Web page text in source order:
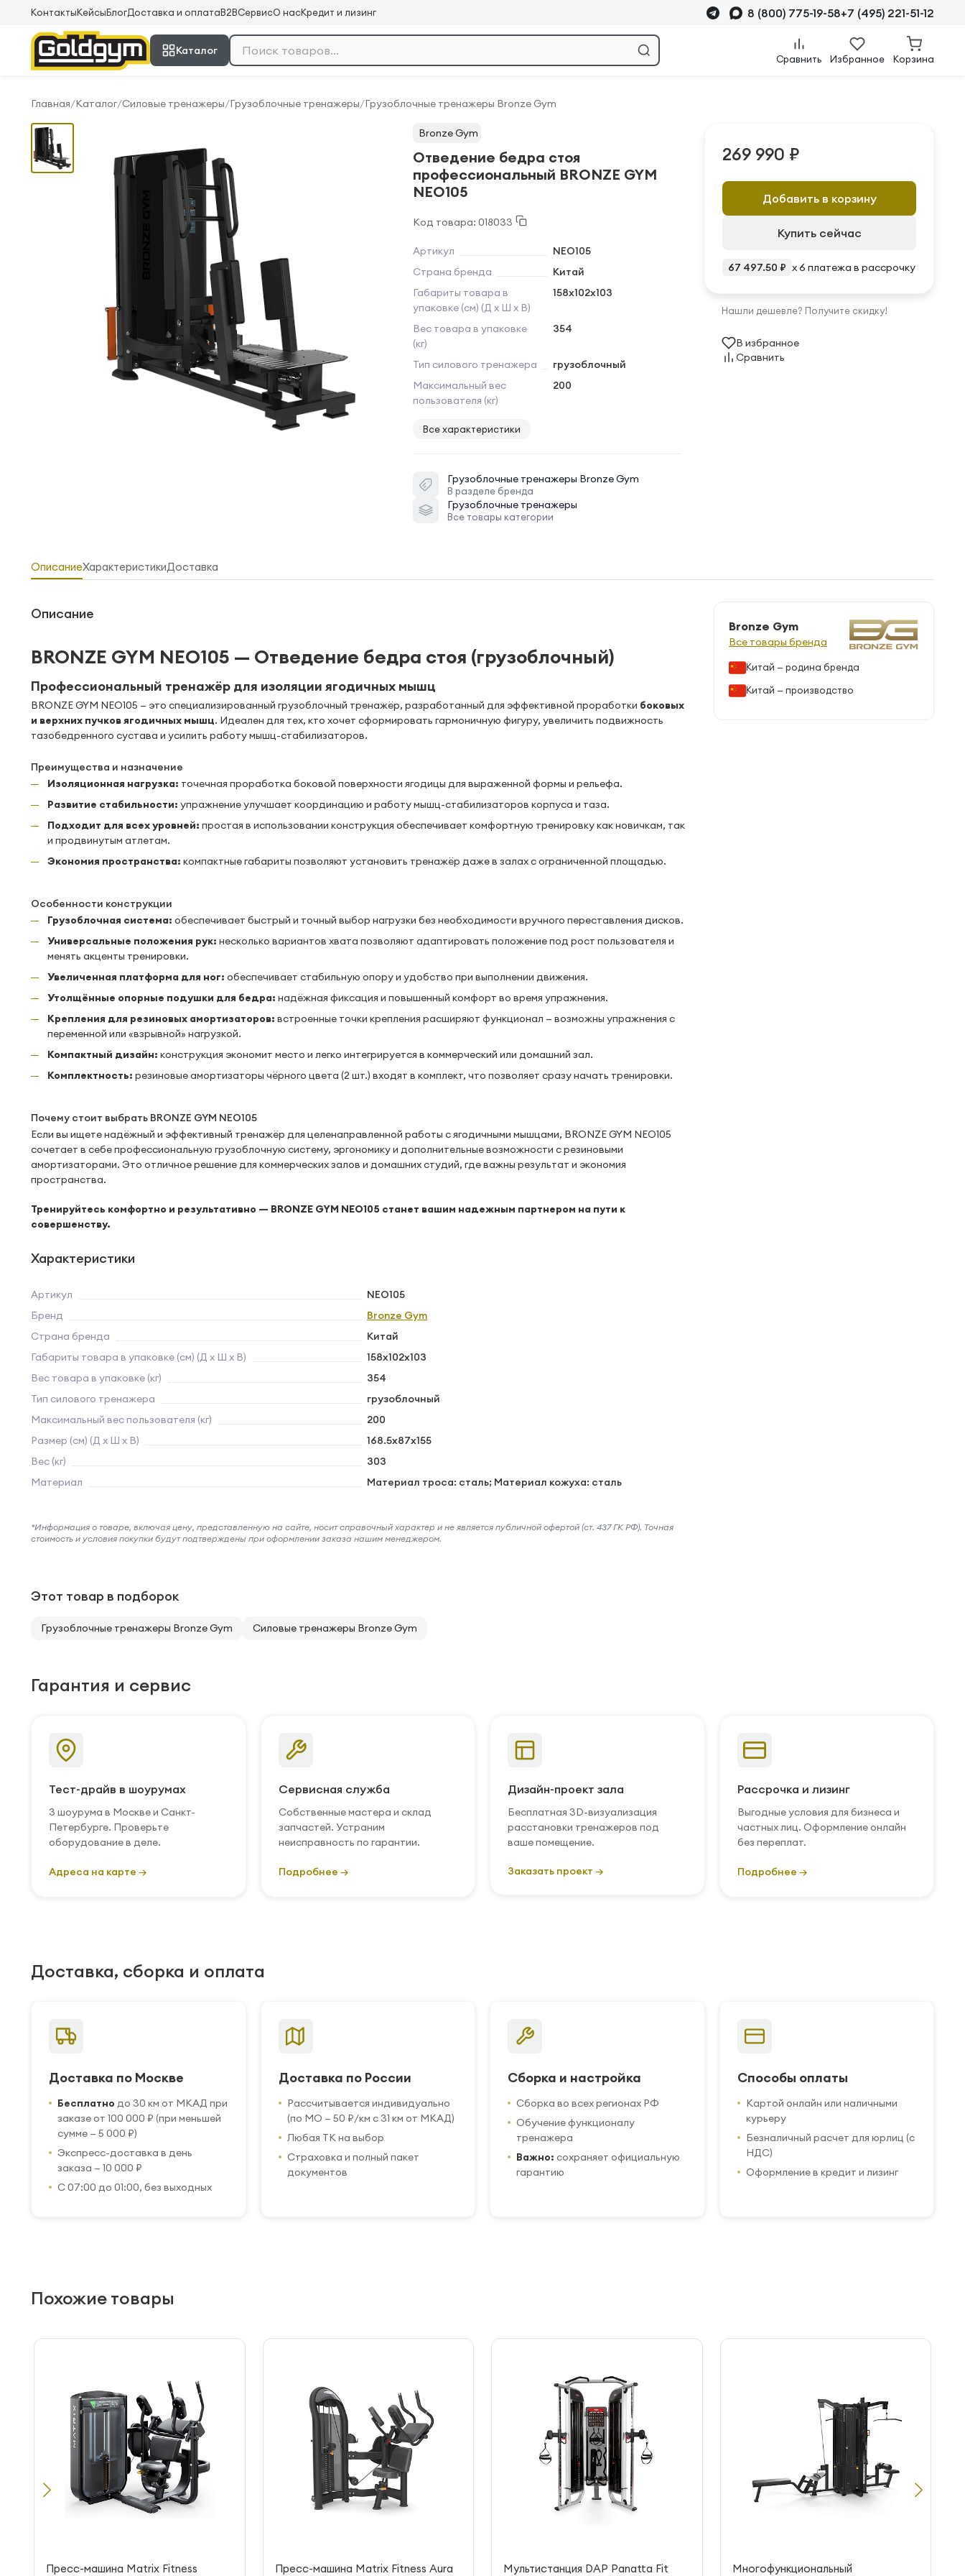
КонтактыКейсыБлогДоставка и оплатаB2BСервисО насКредит и лизинг 8 (800) 775-19-58+7 (495) 221-51-12
Каталог
Сравнить Избранное Корзина
Главная/Каталог/Силовые тренажеры/Грузоблочные тренажеры/Грузоблочные тренажеры Bronze Gym
Bronze Gym
Отведение бедра стоя
профессиональный BRONZE GYM
NEO105
Код товара: 018033
Артикул
NEO105
Страна бренда
Китай
Габариты товара в
упаковке (см) (Д х Ш х В)
158х102x103
Вес товара в упаковке
(кг)
354
Тип силового тренажера
грузоблочный
Максимальный вес
пользователя (кг)
200
Все характеристики
Грузоблочные тренажеры Bronze Gym
В разделе бренда
Грузоблочные тренажеры
Все товары категории
269 990 ₽
Добавить в корзину
Купить сейчас
67 497.50 ₽ x 6 платежа в рассрочку
Нашли дешевле? Получите скидку!
В избранное
Сравнить
ОписаниеХарактеристикиДоставка
Описание
BRONZE GYM NEO105 — Отведение бедра стоя (грузоблочный)
Профессиональный тренажёр для изоляции ягодичных мышц
BRONZE GYM NEO105 — это специализированный грузоблочный тренажёр, разработанный для эффективной проработки боковых
и верхних пучков ягодичных мышц. Идеален для тех, кто хочет сформировать гармоничную фигуру, увеличить подвижность
тазобедренного сустава и усилить работу мышц-стабилизаторов.
Преимущества и назначение
Изоляционная нагрузка: точечная проработка боковой поверхности ягодицы для выраженной формы и рельефа.
Развитие стабильности: упражнение улучшает координацию и работу мышц-стабилизаторов корпуса и таза.
Подходит для всех уровней: простая в использовании конструкция обеспечивает комфортную тренировку как новичкам, так
и продвинутым атлетам.
Экономия пространства: компактные габариты позволяют установить тренажёр даже в залах с ограниченной площадью.
Особенности конструкции
Грузоблочная система: обеспечивает быстрый и точный выбор нагрузки без необходимости вручного переставления дисков.
Универсальные положения рук: несколько вариантов хвата позволяют адаптировать положение под рост пользователя и
менять акценты тренировки.
Увеличенная платформа для ног: обеспечивает стабильную опору и удобство при выполнении движения.
Утолщённые опорные подушки для бедра: надёжная фиксация и повышенный комфорт во время упражнения.
Крепления для резиновых амортизаторов: встроенные точки крепления расширяют функционал — возможны упражнения с
переменной или «взрывной» нагрузкой.
Компактный дизайн: конструкция экономит место и легко интегрируется в коммерческий или домашний зал.
Комплектность: резиновые амортизаторы чёрного цвета (2 шт.) входят в комплект, что позволяет сразу начать тренировки.
Почему стоит выбрать BRONZE GYM NEO105
Если вы ищете надёжный и эффективный тренажёр для целенаправленной работы с ягодичными мышцами, BRONZE GYM NEO105
сочетает в себе профессиональную грузоблочную систему, эргономику и дополнительные возможности с резиновыми
амортизаторами. Это отличное решение для коммерческих залов и домашних студий, где важны результат и экономия
пространства.
Тренируйтесь комфортно и результативно — BRONZE GYM NEO105 станет вашим надежным партнером на пути к
совершенству.
Характеристики
Артикул
NEO105
Бренд
Bronze Gym
Страна бренда
Китай
Габариты товара в упаковке (см) (Д х Ш х В)
158х102x103
Вес товара в упаковке (кг)
354
Тип силового тренажера
грузоблочный
Максимальный вес пользователя (кг)
200
Размер (см) (Д х Ш х В)
168.5х87x155
Вес (кг)
303
Материал
Материал троса: сталь; Материал кожуха: сталь
*Информация о товаре, включая цену, представленную на сайте, носит справочный характер и не является публичной офертой (ст. 437 ГК РФ). Точная
стоимость и условия покупки будут подтверждены при оформлении заказа нашим менеджером.
Bronze Gym
Все товары бренда
Китай — родина бренда
Китай — производство
Этот товар в подборок
Грузоблочные тренажеры Bronze Gym Силовые тренажеры Bronze Gym
Гарантия и сервис
Тест-драйв в шоурумах
3 шоурума в Москве и Санкт-
Петербурге. Проверьте
оборудование в деле.
Адреса на карте →
Сервисная служба
Собственные мастера и склад
запчастей. Устраним
неисправность по гарантии.
Подробнее →
Дизайн-проект зала
Бесплатная 3D-визуализация
расстановки тренажеров под
ваше помещение.
Заказать проект →
Рассрочка и лизинг
Выгодные условия для бизнеса и
частных лиц. Оформление онлайн
без переплат.
Подробнее →
Доставка, сборка и оплата
Доставка по Москве
Бесплатно до 30 км от МКАД при
заказе от 100 000 ₽ (при меньшей
сумме — 5 000 ₽)
Экспресс-доставка в день
заказа — 10 000 ₽
С 07:00 до 01:00, без выходных
Доставка по России
Рассчитывается индивидуально
(по МО — 50 ₽/км с 31 км от МКАД)
Любая ТК на выбор
Страховка и полный пакет
документов
Сборка и настройка
Сборка во всех регионах РФ
Обучение функционалу
тренажера
Важно: сохраняет официальную
гарантию
Способы оплаты
Картой онлайн или наличными
курьеру
Безналичный расчет для юрлиц (с
НДС)
Оформление в кредит и лизинг
Похожие товары
Пресс-машина Matrix Fitness Пресс-машина Matrix Fitness Aura Мультистанция DAP Panatta Fit Многофункциональный